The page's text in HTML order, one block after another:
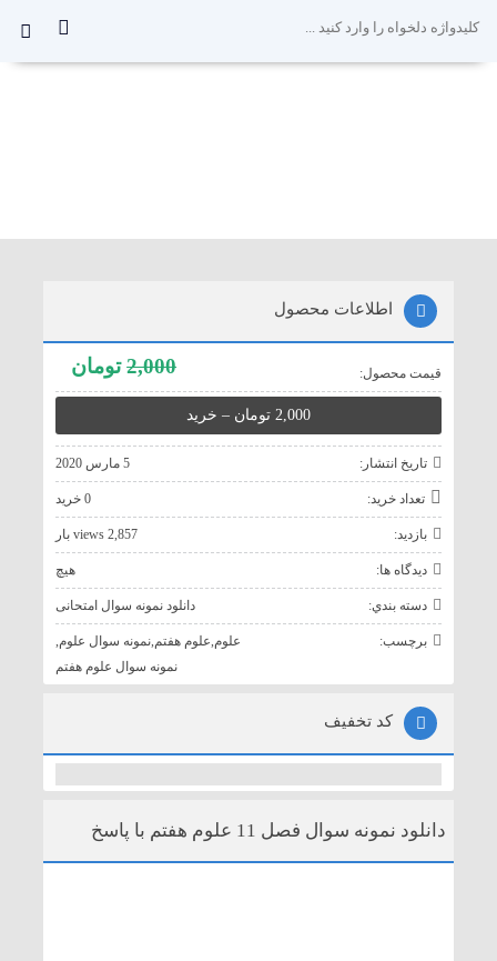
اطلاعات محصول
قيمت محصول: 2,000تومان
تاريخ انتشار: 5 مارس 2020
تعداد خريد: 0 خريد
بازديد: 2,857 views بار
ديدگاه ها: هيچ
دسته بندي: دانلود نمونه سوال امتحانی
برچسب: علوم,علوم هفتم,نمونه سوال علوم,
نمونه سوال علوم هفتم
کد تخفیف
دانلود نمونه سوال فصل 11 علوم هفتم با پاسخ